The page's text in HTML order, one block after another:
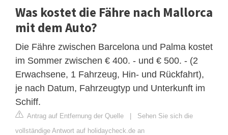
Was kostet die Fähre nach Mallorca
mit dem Auto?
Die Fähre zwischen Barcelona und Palma kostet
im Sommer zwischen € 400. - und € 500. - (2
Erwachsene, 1 Fahrzeug, Hin- und Rückfahrt),
je nach Datum, Fahrzeugtyp und Unterkunft im
Schiff.
Antrag auf Entfernung der Quelle | Sehen Sie sich die
vollständige Antwort auf holidaycheck.de an